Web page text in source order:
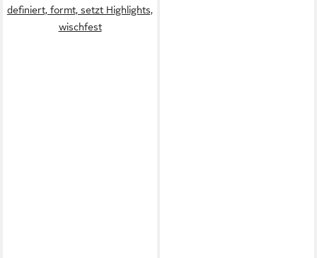
definiert, formt, setzt Highlights,
wischfest